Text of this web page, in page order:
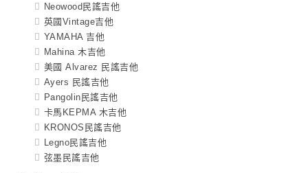
Neowood民謠吉他
英國Vintage吉他
YAMAHA 吉他
Mahina 木吉他
美國 Alvarez 民謠吉他
Ayers 民謠吉他
Pangolin民謠吉他
卡馬KEPMA 木吉他
KRONOS民謠吉他
Legno民謠吉他
弦墨民謠吉他